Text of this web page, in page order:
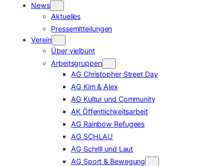
News
Aktuelles
Pressemitteilungen
Verein
Über vielbunt
Arbeitsgruppen
AG Christopher Street Day
AG Kim & Alex
AG Kultur und Community
AK Öffentlichkeitsarbeit
AG Rainbow Refugees
AG SCHLAU
AG Schrill und Laut
AG Sport & Bewegung